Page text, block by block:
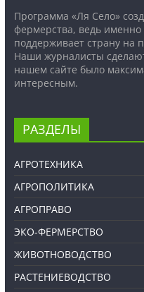
Программа «Ля Село»
фермерства, ведь именно
поддерживает страну на
Наши журналисты
нашем сайте было
интересным.
РАЗДЕЛЫ
АГРОТЕХНИКА
АГРОПОЛИТИКА
АГРОПРАВО
ЭКО-ФЕРМЕРСТВО
ЖИВОТНОВОДСТВО
РАСТЕНИЕВОДСТВО